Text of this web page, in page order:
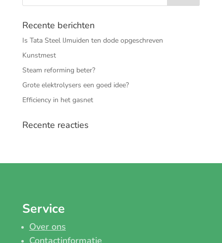
Recente berichten
Is Tata Steel IJmuiden ten dode opgeschreven
Kunstmest
Steam reforming beter?
Grote elektrolysers een goed idee?
Efficiency in het gasnet
Recente reacties
Service
Over ons
Contactinformatie